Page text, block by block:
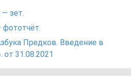
зет.
фототчёт.
Предков. Введение в
от 31.08.2021